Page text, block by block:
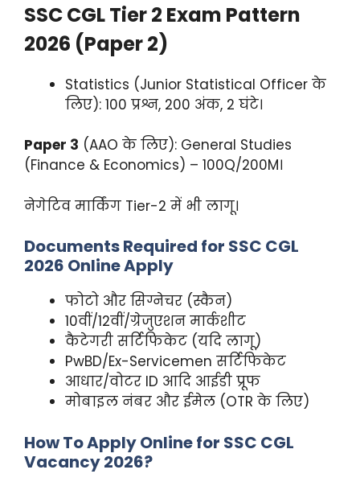
SSC CGL Tier 2 Exam Pattern
2026 (Paper 2)
Statistics (Junior Statistical Officer के
लिए): 100 प्रश्न, 200 अंक, 2 घंटे।
Paper 3 (AAO के लिए): General Studies
(Finance & Economics) – 100Q/200M।
नेगेटिव मार्किंग Tier-2 में भी लागू।
Documents Required for SSC CGL
2026 Online Apply
फोटो और सिग्नेचर (स्कैन)
10वीं/12वीं/ग्रेजुएशन मार्कशीट
कैटेगरी सर्टिफिकेट (यदि लागू)
PwBD/Ex-Servicemen सर्टिफिकेट
आधार/वोटर ID आदि आईडी प्रूफ
मोबाइल नंबर और ईमेल (OTR के लिए)
How To Apply Online for SSC CGL
Vacancy 2026?